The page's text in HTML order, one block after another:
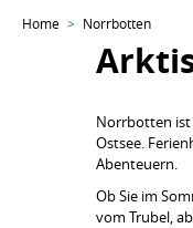
Home Norrbotten
Norrbotten ist
Ostsee.
Abenteuern.
Ob Sie im
vom Trubel,